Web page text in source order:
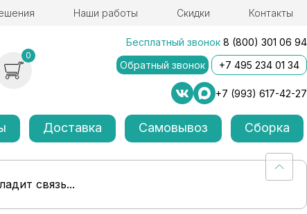
Наши работы Скидки Контакты
0
Бесплатный звонок 8 (800) 301 06 94
Обратный звонок
+7 495 234 01 34
+7 (993) 617-42-27
Доставка Самовывоз Сборка
связь...